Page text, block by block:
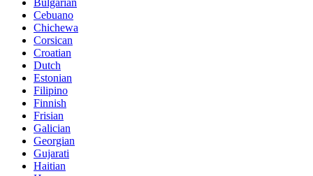
Bulgarian
Cebuano
Chichewa
Corsican
Croatian
Dutch
Estonian
Filipino
Finnish
Frisian
Galician
Georgian
Gujarati
Haitian